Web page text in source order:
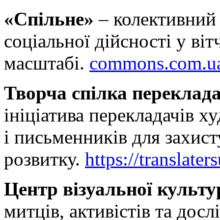
«Спільне» –
соціальної дійсності у
масштабі.
Творча спілка
ініціатива перекладачів
і письменників для
розвитку. https://
Центр візуальної
митців, активістів та